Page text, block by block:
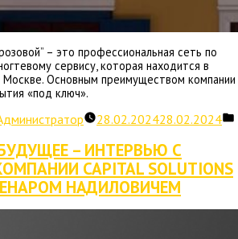
– это профессиональная сеть по
сервису, которая находится в
Основным преимуществом компании
«под ключ».
28.02.202428.02.2024
– ИНТЕРВЬЮ С
CAPITAL SOLUTIONS
НАДИЛОВИЧЕМ